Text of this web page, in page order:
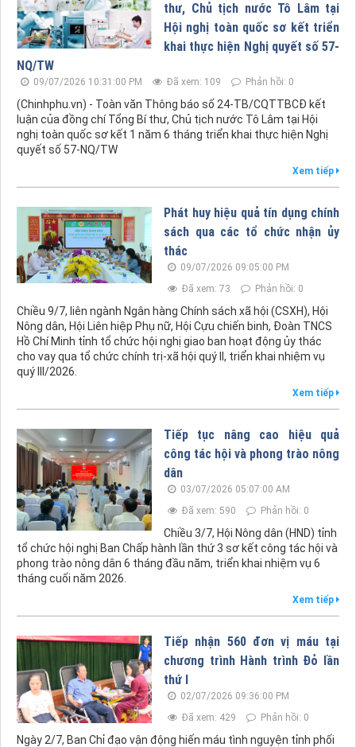
thư, Chủ tịch nước Tô Lâm tại
Hội nghị toàn quốc sơ kết triển
khai thực hiện Nghị quyết số 57-
NQ/TW
09/07/2026 10:31:00 PM Đã xem: 109 Phản hồi: 0
(Chinhphu.vn) - Toàn văn Thông báo số 24-TB/CQTTBCĐ kết
luận của đồng chí Tổng Bí thư, Chủ tịch nước Tô Lâm tại Hội
nghị toàn quốc sơ kết 1 năm 6 tháng triển khai thực hiện Nghị
quyết số 57-NQ/TW
Xem tiếp
Phát huy hiệu quả tín dụng chính
sách qua các tổ chức nhận ủy
thác
09/07/2026 09:05:00 PM
Đã xem: 73
Phản hồi: 0
Chiều 9/7, liên ngành Ngân hàng Chính sách xã hội (CSXH), Hội
Nông dân, Hội Liên hiệp Phụ nữ, Hội Cựu chiến binh, Đoàn TNCS
Hồ Chí Minh tỉnh tổ chức hội nghị giao ban hoạt động ủy thác
cho vay qua tổ chức chính trị-xã hội quý II, triển khai nhiệm vụ
quý III/2026.
Xem tiếp
Tiếp tục nâng cao hiệu quả
công tác hội và phong trào nông
dân
03/07/2026 05:07:00 AM
Đã xem: 590
Phản hồi: 0
Chiều 3/7, Hội Nông dân (HND) tỉnh
tổ chức hội nghị Ban Chấp hành lần thứ 3 sơ kết công tác hội và
phong trào nông dân 6 tháng đầu năm, triển khai nhiệm vụ 6
tháng cuối năm 2026.
Xem tiếp
Tiếp nhận 560 đơn vị máu tại
chương trình Hành trình Đỏ lần
thứ I
02/07/2026 09:36:00 PM
Đã xem: 429
Phản hồi: 0
Ngày 2/7, Ban Chỉ đạo vận động hiến máu tình nguyện tỉnh phối